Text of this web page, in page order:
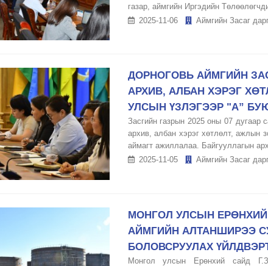
газар, аймгийн Иргэдийн
2025-11-06 Аймгийн Засаг
ДОРНОГОВЬ АЙМГИЙН
АРХИВ, АЛБАН ХЭРЭГ
УЛСЫН ҮЗЛЭГЭЭР "А”
Засгийн газрын 2025 оны 07 дугаар
архив, албан хэрэг хөтлөлт, ажлын
аймагт ажиллалаа. Байгууллагын
2025-11-05 Аймгийн Засаг
МОНГОЛ УЛСЫН
АЙМГИЙН АЛТАНШИРЭЭ
БОЛОВСРУУЛАХ
Монгол улсын Ерөнхий сайд